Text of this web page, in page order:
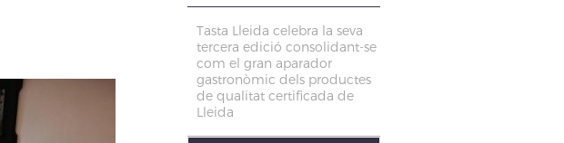
Tasta Lleida celebra la seva
tercera edició consolidant-se
com el gran aparador
gastronòmic dels productes
de qualitat certificada de
Lleida